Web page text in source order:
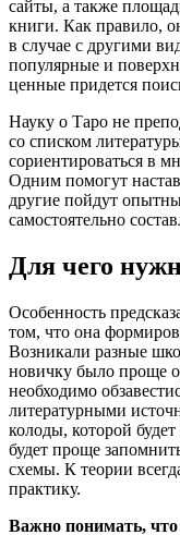
сайты, а также
книги. Как правило,
в случае с другими
популярные и
ценные придется
Науку о Таро не
со списком
сориентироваться в
Одним помогут
другие пойдут
самостоятельно
Для чего
Особенность
том, что она
Возникали разные
новичку было проще
необходимо
литературными
колоды, которой
будет проще
схемы. К теории
практику.
Важно понимать, что